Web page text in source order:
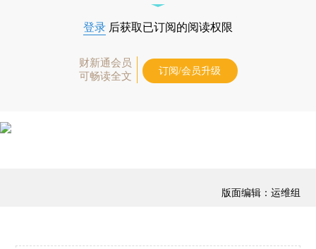
登录 后获取已订阅的阅读权限
财新通会员
可畅读全文
订阅/会员升级
版面编辑：运维组